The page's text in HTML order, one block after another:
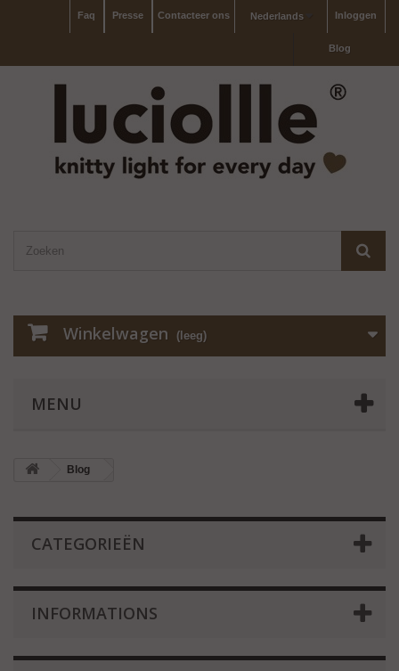
Inloggen
Nederlands
Contacteer ons
Presse
Faq
Blog
Winkelwagen (leeg)
MENU
Blog
CATEGORIEËN
INFORMATIONS